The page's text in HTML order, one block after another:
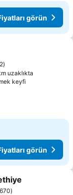
görün
uzaklıkta
keyfi
görün
ekle
670